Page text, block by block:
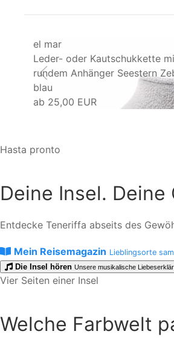
el mar
Leder- oder Kautschukkette
rundem Anhänger Seestern
blau
ab 25,00 EUR
Hasta pronto
Deine Insel. Deine
Entdecke Teneriffa abseits des
Mein Reisemagazin Lieblingsorte
Die Insel hören Unsere musikalische
Vier Seiten einer Insel
Welche Farbwelt